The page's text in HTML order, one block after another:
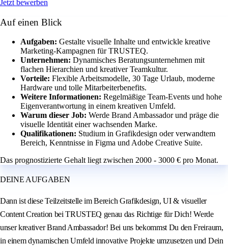
Jetzt bewerben
Auf einen Blick
Aufgaben: Gestalte visuelle Inhalte und entwickle kreative
Marketing-Kampagnen für TRUSTEQ.
Unternehmen: Dynamisches Beratungsunternehmen mit
flachen Hierarchien und kreativer Teamkultur.
Vorteile: Flexible Arbeitsmodelle, 30 Tage Urlaub, moderne
Hardware und tolle Mitarbeiterbenefits.
Weitere Informationen: Regelmäßige Team-Events und hohe
Eigenverantwortung in einem kreativen Umfeld.
Warum dieser Job: Werde Brand Ambassador und präge die
visuelle Identität einer wachsenden Marke.
Qualifikationen: Studium in Grafikdesign oder verwandtem
Bereich, Kenntnisse in Figma und Adobe Creative Suite.
Das prognostizierte Gehalt liegt zwischen 2000 - 3000 € pro Monat.
DEINE AUFGABEN
Dann ist diese Teilzeitstelle im Bereich Grafikdesign, UI & visueller
Content Creation bei TRUSTEQ genau das Richtige für Dich! Werde
unser kreativer Brand Ambassador! Bei uns bekommst Du den Freiraum,
in einem dynamischen Umfeld innovative Projekte umzusetzen und Dein